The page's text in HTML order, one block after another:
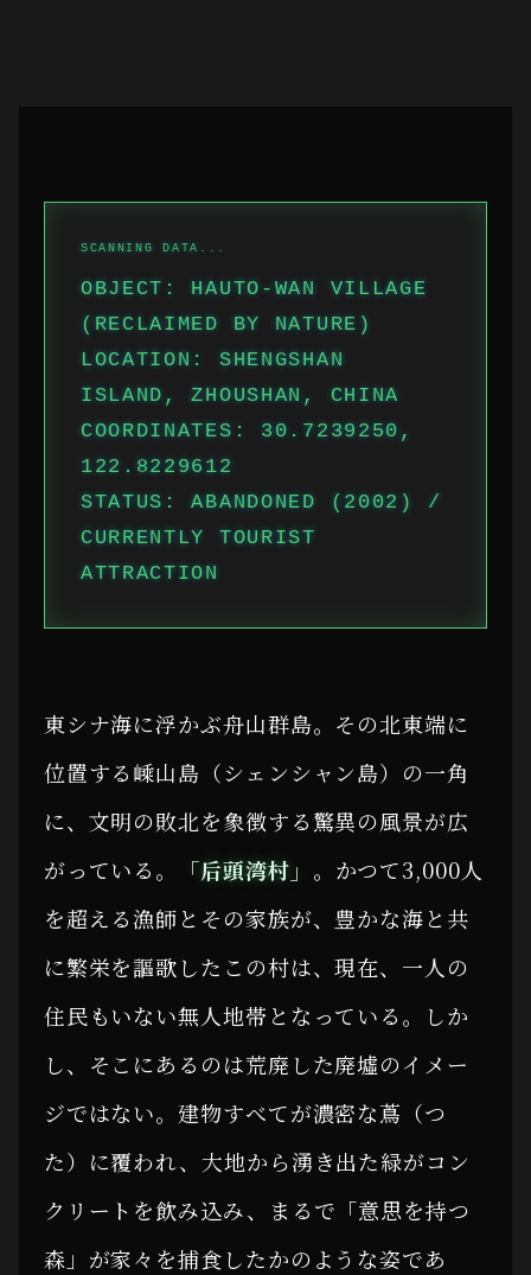
OBJECT: HAUTO-WAN VILLAGE
(RECLAIMED BY NATURE)
LOCATION: SHENGSHAN
ISLAND, ZHOUSHAN, CHINA
COORDINATES: 30.7239250,
122.8229612
STATUS: ABANDONED (2002) /
CURRENTLY TOURIST
ATTRACTION
東シナ海に浮かぶ舟山群島。その北東端に
位置する嵊山島（シェンシャン島）の一角
に、文明の敗北を象徴する驚異の風景が広
がっている。
「后頭湾村」 。かつて3,000人
を超える漁師とその家族が、豊かな海と共
に繁栄を謳歌したこの村は、現在、一人の
住民もいない無人地帯となっている。しか
し、そこにあるのは荒廃した廃墟のイメー
ジではない。建物すべてが濃密な蔦（つ
た）に覆われ、大地から湧き出た緑がコン
クリートを飲み込み、まるで「意思を持つ
森」が家々を捕食したかのような姿であ